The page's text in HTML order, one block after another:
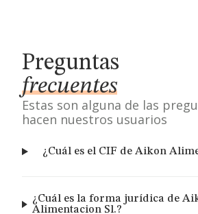
Preguntas
frecuentes
Estas son alguna de las
hacen nuestros usuarios
¿Cuál es el CIF de Aikon
¿Cuál es la forma jurídica de
Alimentacion Sl.?